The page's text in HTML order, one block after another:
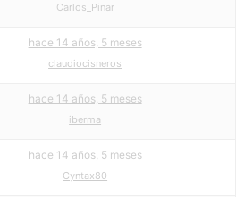
Carlos_Pinar
hace 14 años, 5 meses
claudiocisneros
hace 14 años, 5 meses
iberma
hace 14 años, 5 meses
Cyntax80